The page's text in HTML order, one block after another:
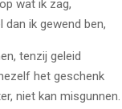
wat ik zag,
ik gewend ben,
tenzij geleid
het geschenk
niet kan misgunnen.